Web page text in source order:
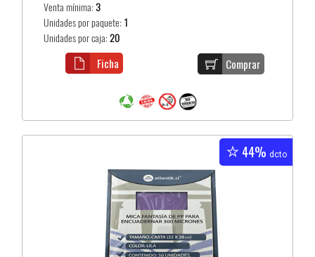
Venta mínima:3
Unidades por paquete: 1
Unidades por caja:20
Comprar
Ficha
44% dcto